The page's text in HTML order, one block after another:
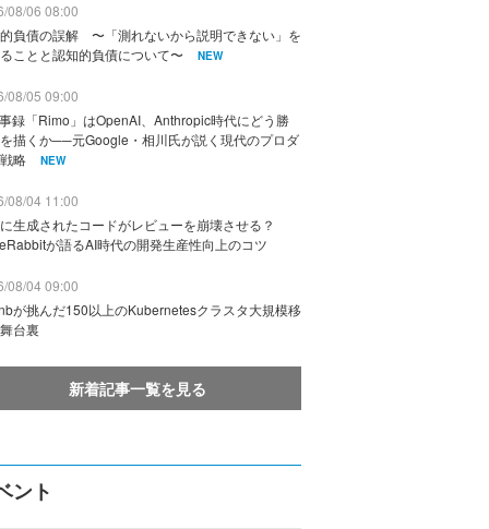
08/06 08:00
負債の誤解 〜「測れないから説明できない」を
ことと認知的負債について〜
NEW
08/05 09:00
録「Rimo」はOpenAI、Anthropic時代にどう勝
描くか──元Google・相川氏が説く現代のプロダ
略
NEW
08/04 11:00
生成されたコードがレビューを崩壊させる？
が語るAI時代の開発生産性向上のコツ
08/04 09:00
が挑んだ150以上のKubernetesクラスタ大規模移
台裏
新着記事一覧を見る
ント